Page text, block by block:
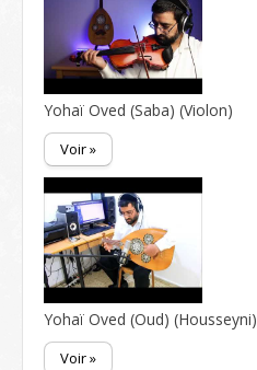
Yohaï Oved (Saba) (Violon)
Voir »
Yohaï Oved (Oud) (Housseyni)
Voir »